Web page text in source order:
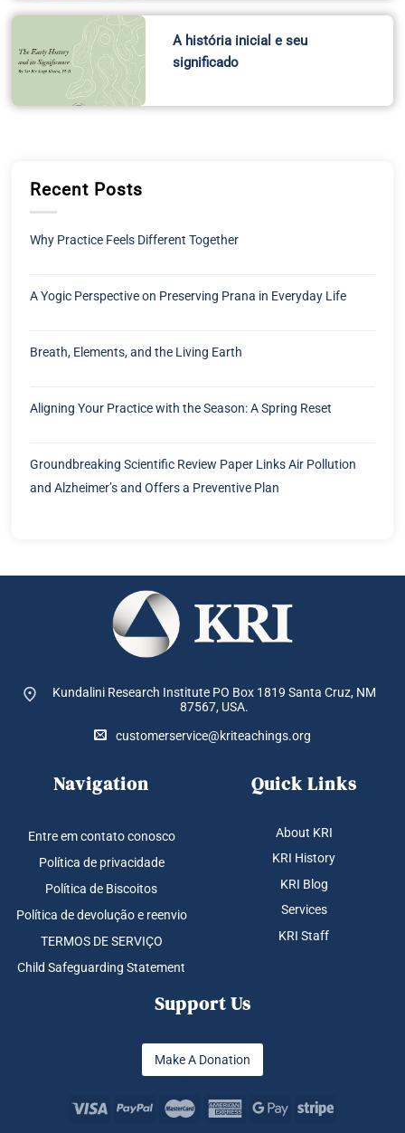
A história inicial e seu
significado
Recent Posts
Why Practice Feels Different Together
A Yogic Perspective on Preserving Prana in Everyday Life
Breath, Elements, and the Living Earth
Aligning Your Practice with the Season: A Spring Reset
Groundbreaking Scientific Review Paper Links Air Pollution
and Alzheimer’s and Offers a Preventive Plan
Kundalini Research Institute PO Box 1819 Santa Cruz, NM
87567, USA.
customerservice@kriteachings.org
Navigation
Entre em contato conosco
Política de privacidade
Política de Biscoitos
Política de devolução e reenvio
TERMOS DE SERVIÇO
Child Safeguarding Statement
Quick Links
About KRI
KRI History
KRI Blog
Services
KRI Staff
Support Us
Make A Donation